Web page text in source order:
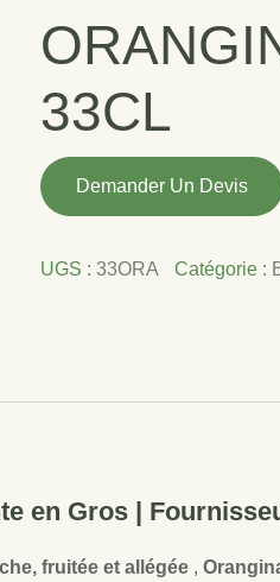
33CL
quantité
de
SLIM
Demander Un Devis
UGS :33ORA Catégorie :
en Gros |
fruitée et allégée ,